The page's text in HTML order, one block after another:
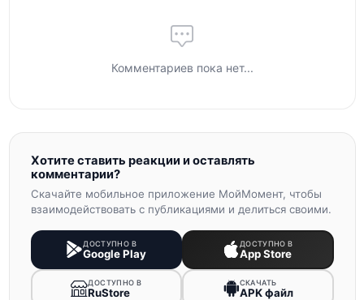
Комментариев пока нет...
Хотите ставить реакции и оставлять
комментарии?
Скачайте мобильное приложение МойМомент, чтобы
взаимодействовать с публикациями и делиться своими.
ДОСТУПНО В
Google Play
ДОСТУПНО В
App Store
ДОСТУПНО В
RuStore
СКАЧАТЬ
APK файл